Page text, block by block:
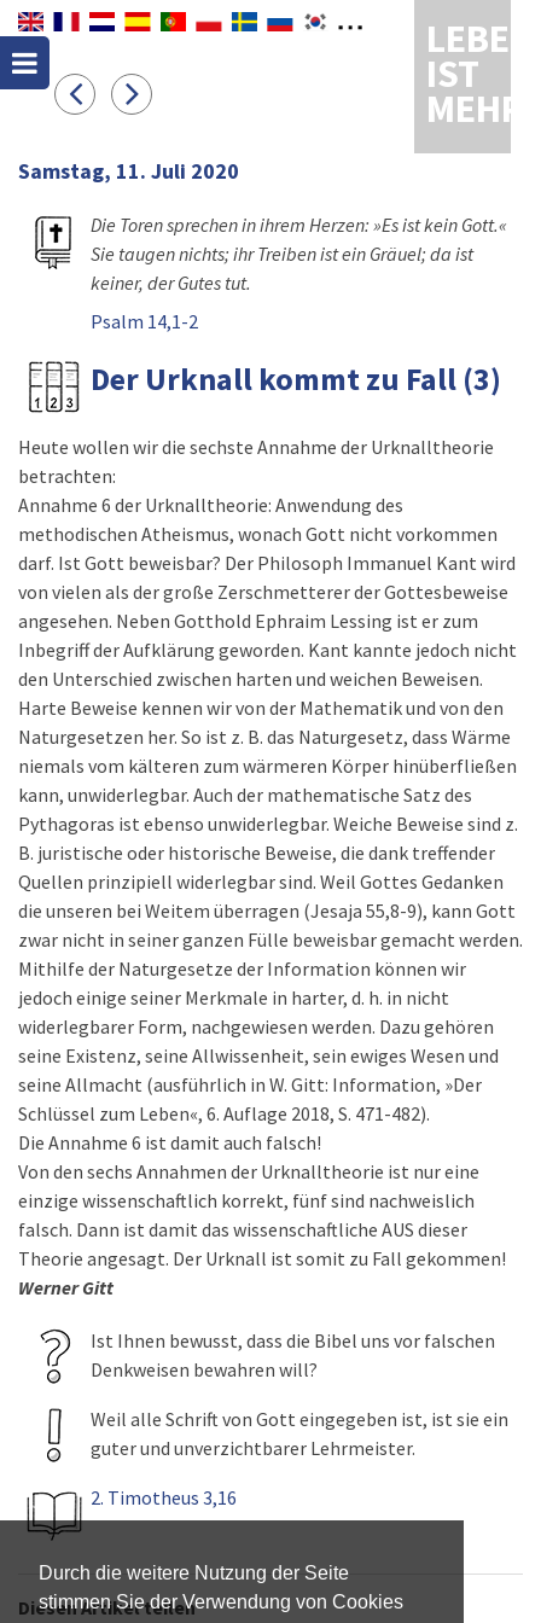
Durch die weitere Nutzung der Seite
stimmen Sie der Verwendung von Cookies
LEBEN
IST
MEHR
Samstag, 11. Juli 2020
Die Toren sprechen in ihrem Herzen: »Es ist kein Gott.«
Sie taugen nichts; ihr Treiben ist ein Gräuel; da ist
keiner, der Gutes tut.
Psalm 14,1-2
Der Urknall kommt zu Fall (3)
Heute wollen wir die sechste Annahme der Urknalltheorie
betrachten:
Annahme 6 der Urknalltheorie: Anwendung des
methodischen Atheismus, wonach Gott nicht vorkommen
darf. Ist Gott beweisbar? Der Philosoph Immanuel Kant wird
von vielen als der große Zerschmetterer der Gottesbeweise
angesehen. Neben Gotthold Ephraim Lessing ist er zum
Inbegriff der Aufklärung geworden. Kant kannte jedoch nicht
den Unterschied zwischen harten und weichen Beweisen.
Harte Beweise kennen wir von der Mathematik und von den
Naturgesetzen her. So ist z. B. das Naturgesetz, dass Wärme
niemals vom kälteren zum wärmeren Körper hinüberfließen
kann, unwiderlegbar. Auch der mathematische Satz des
Pythagoras ist ebenso unwiderlegbar. Weiche Beweise sind z.
B. juristische oder historische Beweise, die dank treffender
Quellen prinzipiell widerlegbar sind. Weil Gottes Gedanken
die unseren bei Weitem überragen (Jesaja 55,8-9), kann Gott
zwar nicht in seiner ganzen Fülle beweisbar gemacht werden.
Mithilfe der Naturgesetze der Information können wir
jedoch einige seiner Merkmale in harter, d. h. in nicht
widerlegbarer Form, nachgewiesen werden. Dazu gehören
seine Existenz, seine Allwissenheit, sein ewiges Wesen und
seine Allmacht (ausführlich in W. Gitt: Information, »Der
Schlüssel zum Leben«, 6. Auflage 2018, S. 471-482).
Die Annahme 6 ist damit auch falsch!
Von den sechs Annahmen der Urknalltheorie ist nur eine
einzige wissenschaftlich korrekt, fünf sind nachweislich
falsch. Dann ist damit das wissenschaftliche AUS dieser
Theorie angesagt. Der Urknall ist somit zu Fall gekommen!
Werner Gitt
Ist Ihnen bewusst, dass die Bibel uns vor falschen
Denkweisen bewahren will?
Weil alle Schrift von Gott eingegeben ist, ist sie ein
guter und unverzichtbarer Lehrmeister.
2. Timotheus 3,16
Diesen Artikel teilen